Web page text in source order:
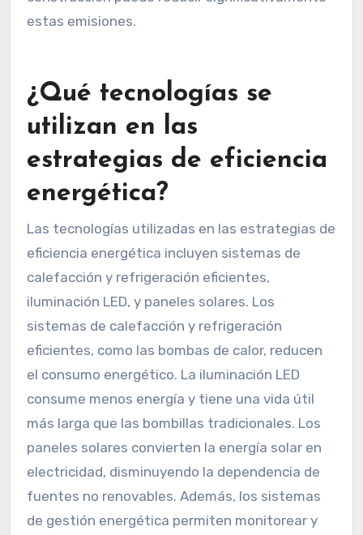
estas emisiones.
¿Qué tecnologías se
utilizan en las
estrategias de eficiencia
energética?
Las tecnologías utilizadas en las estrategias de
eficiencia energética incluyen sistemas de
calefacción y refrigeración eficientes,
iluminación LED, y paneles solares. Los
sistemas de calefacción y refrigeración
eficientes, como las bombas de calor, reducen
el consumo energético. La iluminación LED
consume menos energía y tiene una vida útil
más larga que las bombillas tradicionales. Los
paneles solares convierten la energía solar en
electricidad, disminuyendo la dependencia de
fuentes no renovables. Además, los sistemas
de gestión energética permiten monitorear y